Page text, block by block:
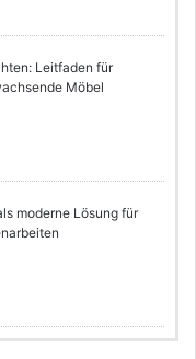
Leitfaden für
Möbel
moderne Lösung für